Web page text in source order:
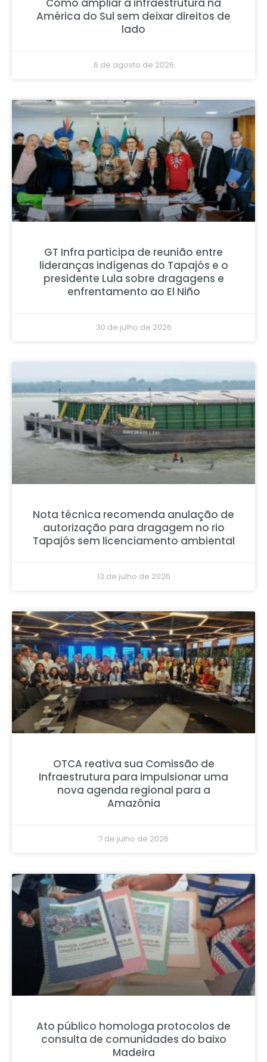
América do Sul sem deixar direitos de
lado
6 de agosto de 2026
GT Infra participa de reunião entre
lideranças indígenas do Tapajós e o
presidente Lula sobre dragagens e
enfrentamento ao El Niño
30 de julho de 2026
Nota técnica recomenda anulação de
autorização para dragagem no rio
Tapajós sem licenciamento ambiental
13 de julho de 2026
OTCA reativa sua Comissão de
Infraestrutura para impulsionar uma
nova agenda regional para a
Amazônia
7 de julho de 2026
Ato público homologa protocolos de
consulta de comunidades do baixo
Madeira